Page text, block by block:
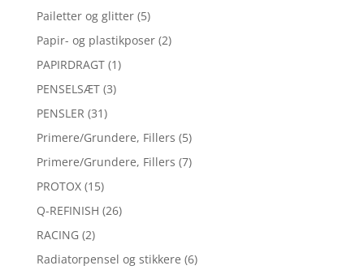
Pailetter og glitter (5)
Papir- og plastikposer (2)
PAPIRDRAGT (1)
PENSELSÆT (3)
PENSLER (31)
Primere/Grundere, Fillers (5)
Primere/Grundere, Fillers (7)
PROTOX (15)
Q-REFINISH (26)
RACING (2)
Radiatorpensel og stikkere (6)